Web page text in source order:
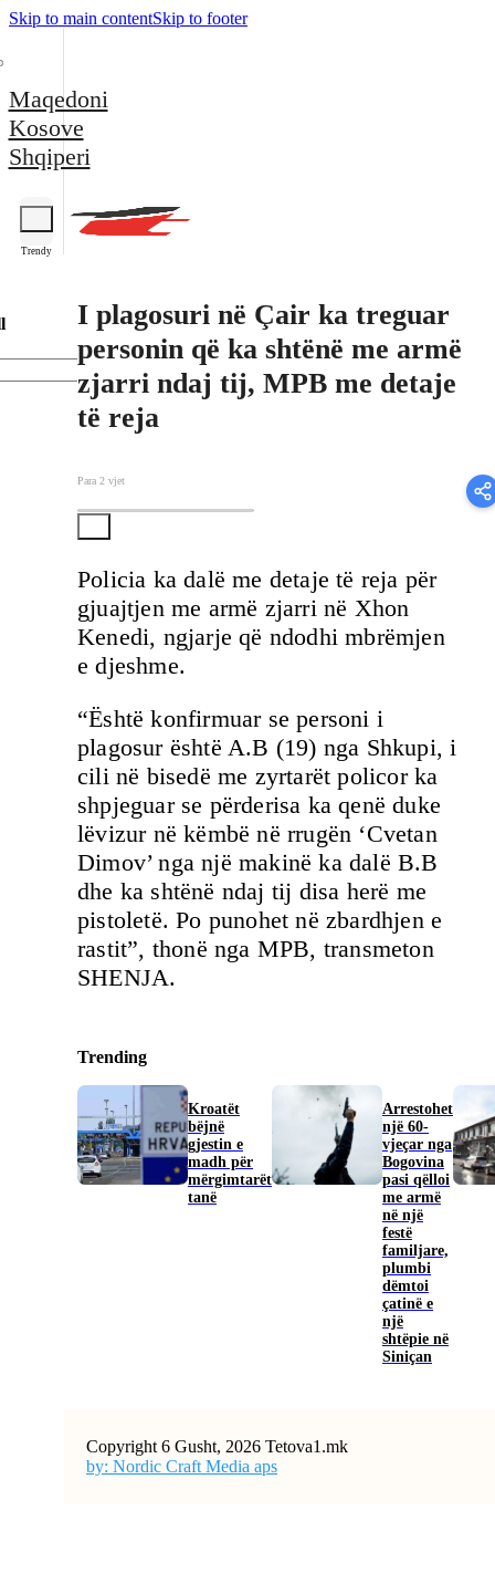
Skip to main contentSkip to footer
Maqedoni
Kosove
Shqiperi
Trendy
I plagosuri në Çair ka treguar
personin që ka shtënë me armë
zjarri ndaj tij, MPB me detaje
të reja
Para 2 vjet
Policia ka dalë me detaje të reja për
gjuajtjen me armë zjarri në Xhon
Kenedi, ngjarje që ndodhi mbrëmjen
e djeshme.
“Është konfirmuar se personi i
plagosur është A.B (19) nga Shkupi, i
cili në bisedë me zyrtarët policor ka
shpjeguar se përderisa ka qenë duke
lëvizur në këmbë në rrugën ‘Cvetan
Dimov’ nga një makinë ka dalë B.B
dhe ka shtënë ndaj tij disa herë me
pistoletë. Po punohet në zbardhjen e
rastit”, thonë nga MPB, transmeton
SHENJA.
Trending
Kroatët
bëjnë
gjestin e
madh për
mërgimtarët
tanë
Arrestohet
një 60-
vjeçar nga
Bogovina
pasi qëlloi
me armë
në një
festë
familjare,
plumbi
dëmtoi
çatinë e
një
shtëpie në
Siniçan
Copyright 6 Gusht, 2026 Tetova1.mk
by: Nordic Craft Media aps